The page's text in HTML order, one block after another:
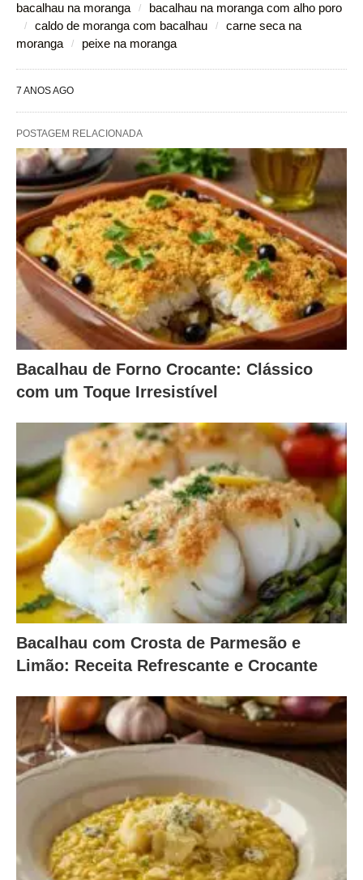
bacalhau na moranga
bacalhau na moranga com alho poro
caldo de moranga com bacalhau
carne seca na
moranga
peixe na moranga
7 ANOS AGO
POSTAGEM RELACIONADA
Bacalhau de Forno Crocante: Clássico
com um Toque Irresistível
Bacalhau com Crosta de Parmesão e
Limão: Receita Refrescante e Crocante